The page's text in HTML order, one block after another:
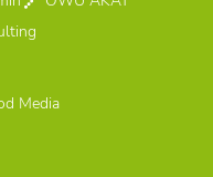
Media